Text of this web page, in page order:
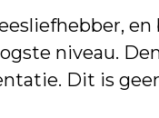
niveau.
Dit is